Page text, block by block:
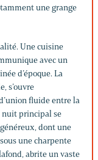
une grange
Une cuisine
avec un
d’époque. La
s’ouvre
fluide entre la
nuit principal se
dont une
une charpente
abrite un vaste